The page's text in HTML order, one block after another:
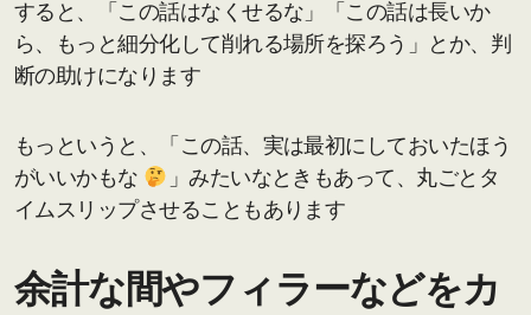
すると、「この話はなくせるな」「この話は長いか
ら、もっと細分化して削れる場所を探ろう」とか、判
断の助けになります
もっというと、「この話、実は最初にしておいたほう
がいいかもな
」みたいなときもあって、丸ごとタ
イムスリップさせることもあります
余計な間やフィラーなどをカ